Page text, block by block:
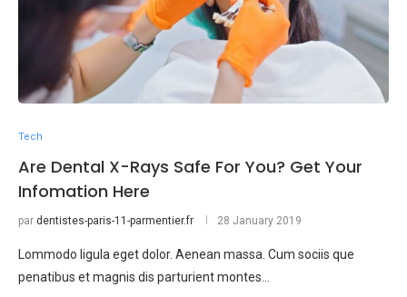
Tech
Are Dental X-Rays Safe For You? Get Your
Infomation Here
par dentistes-paris-11-parmentier.fr 28 January 2019
Lommodo ligula eget dolor. Aenean massa. Cum sociis que
penatibus et magnis dis parturient montes…